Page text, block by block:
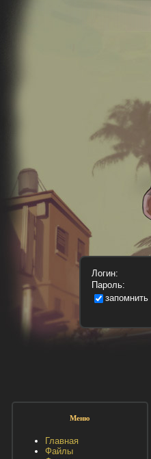
Логин:
Пароль:
запомнить
Меню
Главная
Файлы